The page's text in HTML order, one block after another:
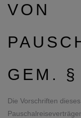
VON
GEM.
Die Vorschriften